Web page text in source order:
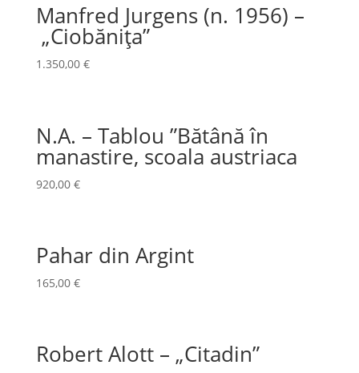
Manfred Jurgens (n. 1956) –
„Ciobănița”
1.350,00 €
N.A. – Tablou ”Bătână în
manastire, scoala austriaca
920,00 €
Pahar din Argint
165,00 €
Robert Alott – „Citadin”